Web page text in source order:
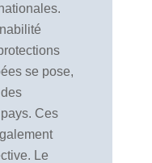
se pose,
Ces
Le